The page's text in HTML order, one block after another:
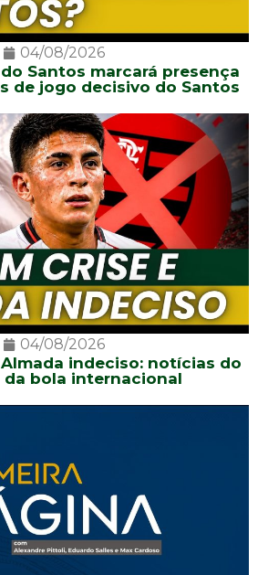
04/08/2026
Santos marcará presença
de jogo decisivo do Santos
04/08/2026
indeciso: notícias do
da bola internacional